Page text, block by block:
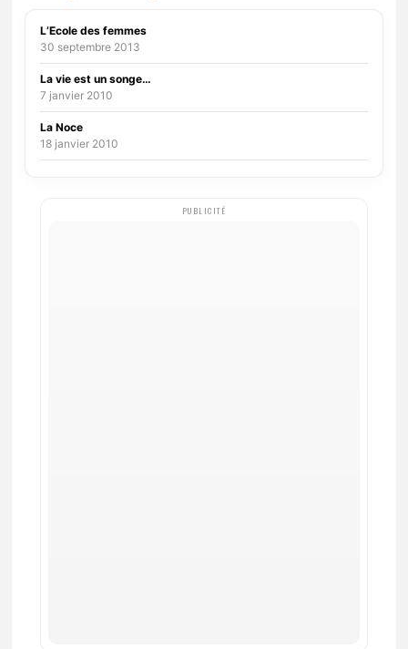
L’Ecole des femmes
30 septembre 2013
La vie est un songe…
7 janvier 2010
La Noce
18 janvier 2010
PUBLICITÉ